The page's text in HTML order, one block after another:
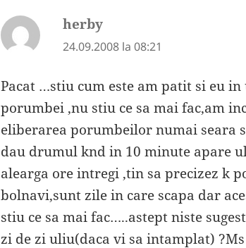
herby
24.09.2008 la 08:21
Pacat …stiu cum este am patit si eu
porumbei ,nu stiu ce sa mai fac,am
eliberarea porumbeilor numai seara
dau drumul knd in 10 minute apare
alearga ore intregi ,tin sa precizez k
bolnavi,sunt zile in care scapa dar
stiu ce sa mai fac…..astept niste
zi de zi uliu(daca vi sa intamplat) ?Ms